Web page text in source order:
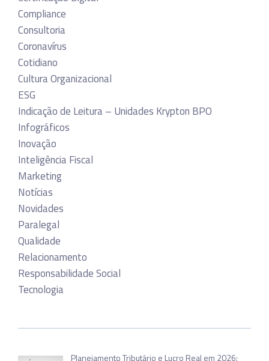
Compliance
Consultoria
Coronavírus
Cotidiano
Cultura Organizacional
ESG
Indicação de Leitura – Unidades Krypton BPO
Infográficos
Inovação
Inteligência Fiscal
Marketing
Notícias
Novidades
Paralegal
Qualidade
Relacionamento
Responsabilidade Social
Tecnologia
Planejamento Tributário e Lucro Real em 2026: